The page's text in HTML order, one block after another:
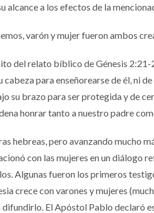
alcance a los efectos de la
varón y mujer fueron ambos
del relato bíblico de Génesis 2:21-
para enseñorearse de él, ni
su brazo para ser protegida y de
honrar tanto a nuestro padre
hebreas, pero avanzando mucho
con las mujeres en un diálogo
Algunas fueron los primeros
crece con varones y mujeres
El Apóstol Pablo declaró